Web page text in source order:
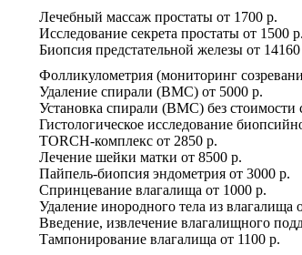
Лечебный массаж простаты от 1700 р.
Исследование секрета простаты от 1500 р.
Биопсия предстательной железы от
Фолликулометрия (мониторинг
Удаление спирали (ВМС) от 5000 р.
Установка спирали (ВМС) без стоимости
Гистологическое исследование
TORCH-комплекс от 2850 р.
Лечение шейки матки от 8500 р.
Пайпель-биопсия эндометрия от 3000 р.
Спринцевание влагалища от 1000 р.
Удаление инородного тела из влагалища
Введение, извлечение влагалищного
Тампонирование влагалища от 1100 р.